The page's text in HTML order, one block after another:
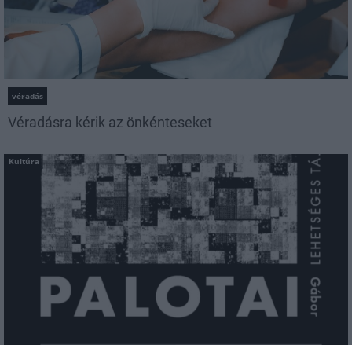
véradás
Véradásra kérik az önkénteseket
Kultúra